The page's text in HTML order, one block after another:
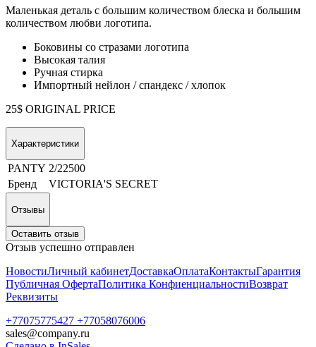
Маленькая деталь с большим количеством блеска и большим
количеством любви логотипа.
Боковины со стразами логотипа
Высокая талия
Ручная стирка
Импортный нейлон / спандекс / хлопок
25$ ORIGINAL PRICE
Характеристики
PANTY 2/22500
Бренд
VICTORIA'S SECRET
Отзывы
Оставить отзыв
Отзыв успешно отправлен
НовостиЛичный кабинетДоставкаОплатаКонтактыГарантия
Публичная ОфертаПолитика КонфиенциальностиВозврат
Реквизиты
+77075775427 +77058076006
sales@company.ru